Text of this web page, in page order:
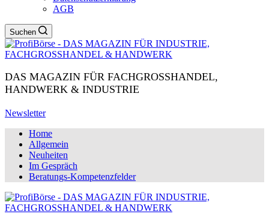
AGB
Suchen
DAS MAGAZIN FÜR FACHGROSSHANDEL,
HANDWERK & INDUSTRIE
Newsletter
Home
Allgemein
Neuheiten
Im Gespräch
Beratungs-Kompetenzfelder